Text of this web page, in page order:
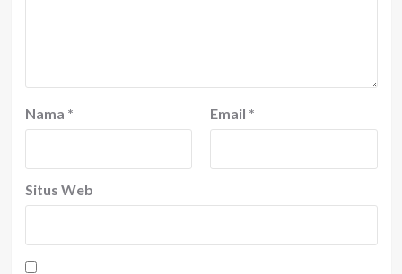
Nama * Email *
Situs Web